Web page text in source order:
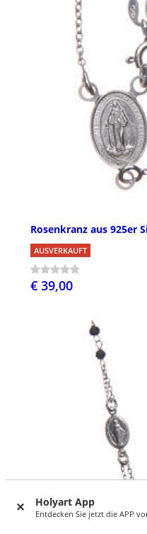
Holyart App
Entdecken Sie jetzt die APP
Rosenkranz aus 925er
AUSVERKAUFT
€ 39,00